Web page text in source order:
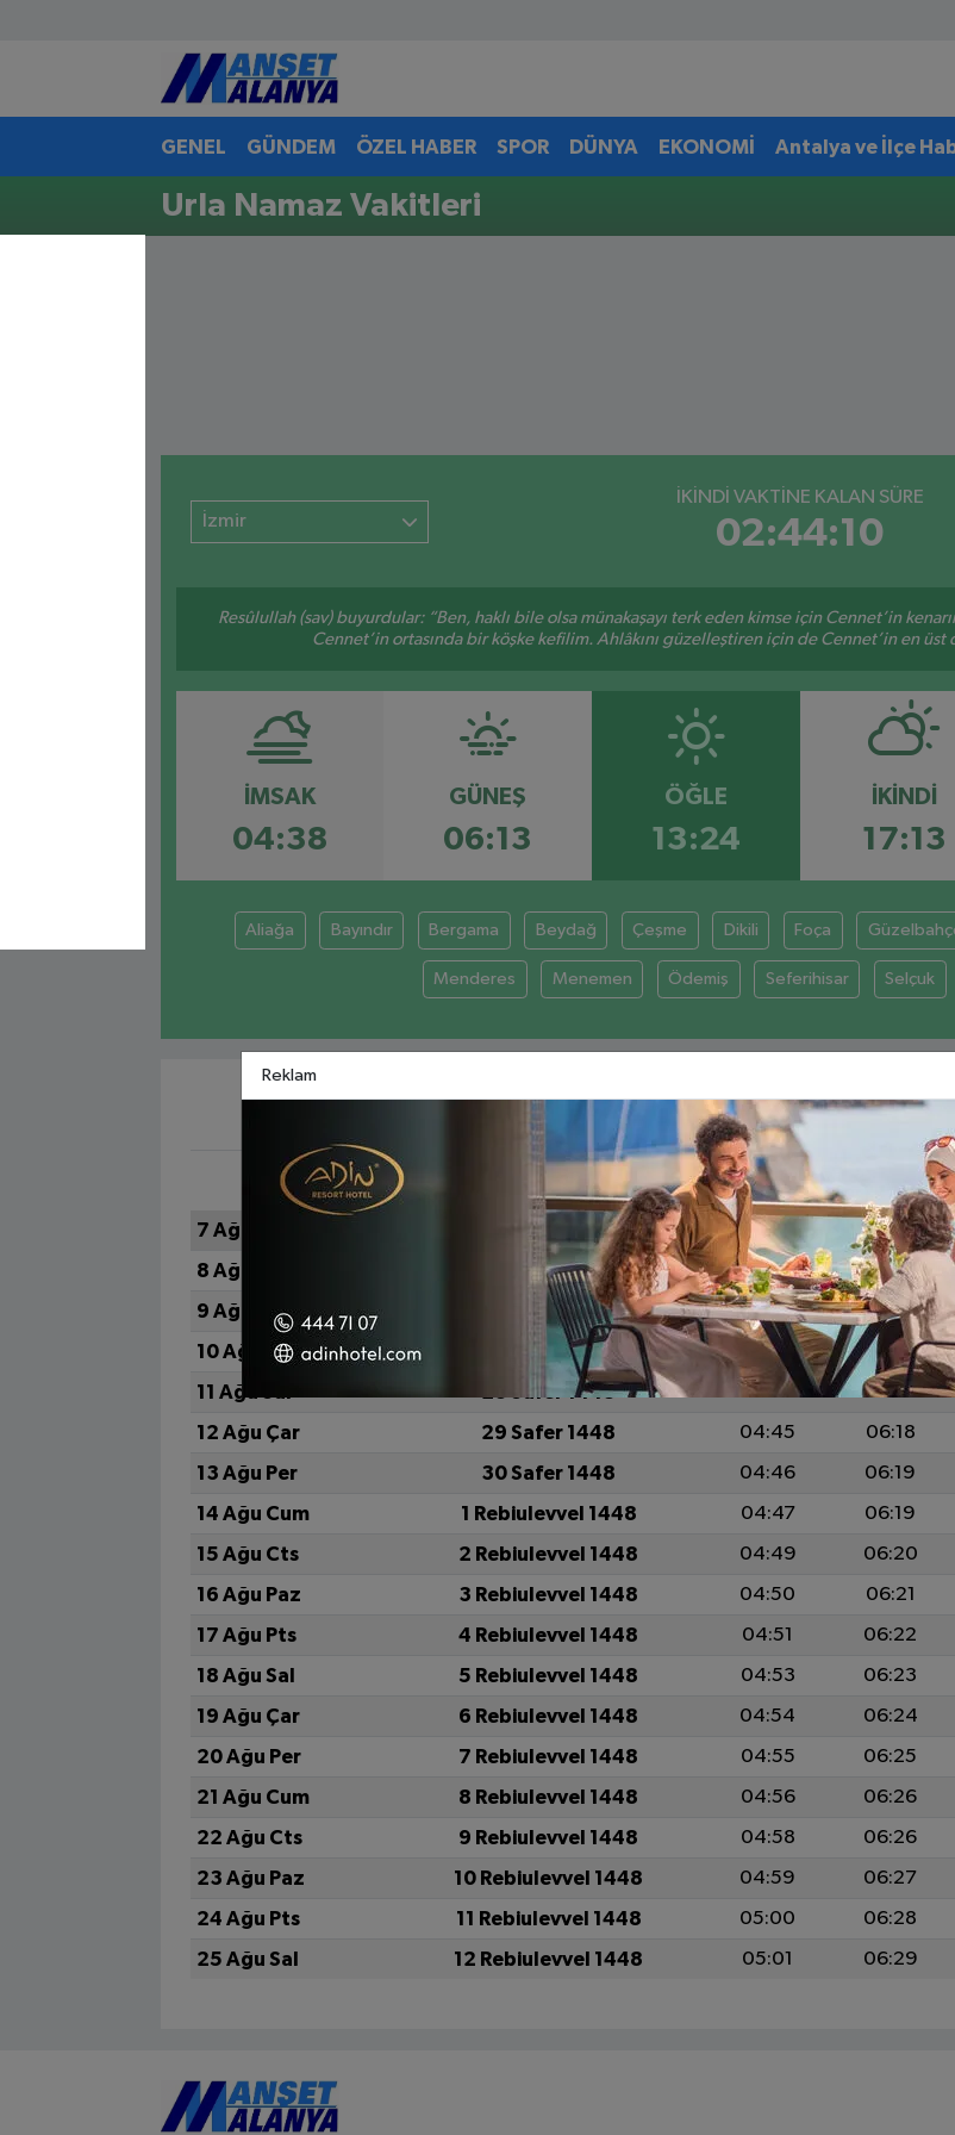
GENEL GÜNDEM ÖZEL HABER SPOR DÜNYA EKONOMİ Antalya ve İlçe
Urla Namaz Vakitleri
İzmir
İKINDI VAKTİNE KALAN SÜRE
02:44:10
Resûlullah (sav) buyurdular: “Ben, haklı bile olsa münakaşayı terk eden kimse için Cennet’in
Cennet’in ortasında bir köşke kefilim. Ahlâkını güzelleştiren için de Cennet’in en
İMSAK
04:38
GÜNEŞ
06:13
ÖĞLE
13:24
İKINDI
17:13
Aliağa Bayındır Bergama Beydağ Çeşme Dikili Foça
Menderes Menemen Ödemiş Seferihisar Selçuk
URLA AYLIK NAMAZ
HİCRİ İMSAK GÜNEŞ
7 Ağu Cum
24 Safer 1448 04:38 06:13
8 Ağu Cts
25 Safer 1448 04:40 06:14
9 Ağu Paz
26 Safer 1448 04:41 06:15
10 Ağu Pts
27 Safer 1448 04:42 06:16
11 Ağu Sal
28 Safer 1448 04:44 06:17
12 Ağu Çar
29 Safer 1448 04:45 06:18
13 Ağu Per
30 Safer 1448 04:46 06:19
14 Ağu Cum
1 Rebiulevvel 1448 04:47 06:19
15 Ağu Cts
2 Rebiulevvel 1448 04:49 06:20
16 Ağu Paz
3 Rebiulevvel 1448 04:50 06:21
17 Ağu Pts
4 Rebiulevvel 1448 04:51 06:22
18 Ağu Sal
5 Rebiulevvel 1448 04:53 06:23
19 Ağu Çar
6 Rebiulevvel 1448 04:54 06:24
20 Ağu Per
7 Rebiulevvel 1448 04:55 06:25
21 Ağu Cum
8 Rebiulevvel 1448 04:56 06:26
22 Ağu Cts
9 Rebiulevvel 1448 04:58 06:26
23 Ağu Paz
10 Rebiulevvel 1448 04:59 06:27
24 Ağu Pts
11 Rebiulevvel 1448 05:00 06:28
25 Ağu Sal
12 Rebiulevvel 1448 05:01 06:29
Antalya Nöbetçi Eczaneler
Antalya Hava Durumu
Antalya Namaz Vakitleri
Son Dakika Haberleri
Reklam